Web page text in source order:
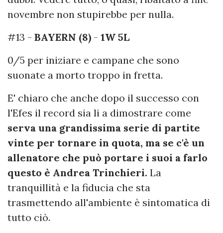
novembre non stupirebbe per nulla.
#13 - BAYERN (8) - 1W 5L
0/5 per iniziare e campane che sono
suonate a morto troppo in fretta.
E' chiaro che anche dopo il successo con
l'Efes il record sia li a dimostrare come
serva una grandissima serie di partite
vinte per tornare in quota, ma se c'è un
allenatore che può portare i suoi a farlo
questo è Andrea Trinchieri. La
tranquillità e la fiducia che sta
trasmettendo all'ambiente è sintomatica di
tutto ciò.